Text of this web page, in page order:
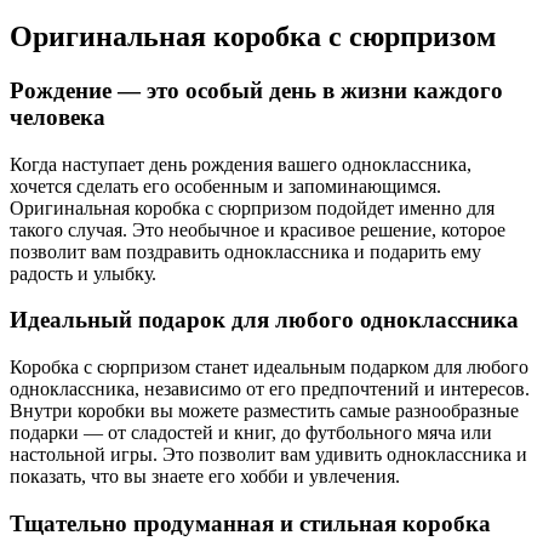
Оригинальная коробка с сюрпризом
Рождение — это особый день в жизни каждого
человека
Когда наступает день рождения вашего одноклассника,
хочется сделать его особенным и запоминающимся.
Оригинальная коробка с сюрпризом подойдет именно для
такого случая. Это необычное и красивое решение, которое
позволит вам поздравить одноклассника и подарить ему
радость и улыбку.
Идеальный подарок для любого одноклассника
Коробка с сюрпризом станет идеальным подарком для любого
одноклассника, независимо от его предпочтений и интересов.
Внутри коробки вы можете разместить самые разнообразные
подарки — от сладостей и книг, до футбольного мяча или
настольной игры. Это позволит вам удивить одноклассника и
показать, что вы знаете его хобби и увлечения.
Тщательно продуманная и стильная коробка